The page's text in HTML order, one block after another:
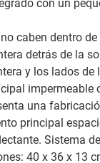
con un
caben dentro
detrás de la
y los lados
una
principal
Sistema
40 x 36 x 13